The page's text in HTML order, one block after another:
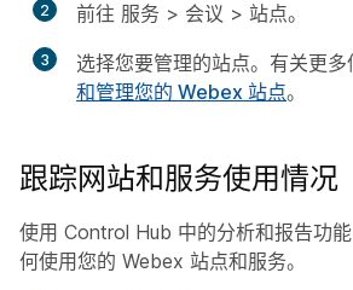
2 前往 服务 > 会议 > 站点。
3 选择您要管理的站点。有关更多
和管理您的 Webex 站点。
跟踪网站和服务使用情况
使用 Control Hub 中的分析和报告功
何使用您的 Webex 站点和服务。